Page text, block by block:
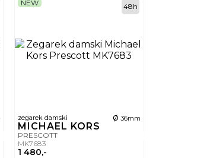
zegarek damski ø 36mm
MICHAEL KORS
PRESCOTT
MK7683
1 480,-
NEW
48h